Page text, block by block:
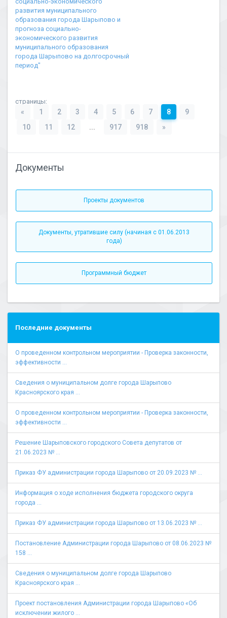
развития муниципального
образования города Шарыпово и
прогноза социально-
экономического развития
муниципального образования
города Шарыпово на долгосрочный
период"
страницы:
« 1 2 3 4 5 6 7 8
9
10
11 12 ... 917 918 »
Документы
Проекты документов
Документы, утратившие силу (начиная с 01.06.2013
года)
Программный бюджет
Последние документы
О проведенном контрольном мероприятии - Проверка законности,
эффективности ...
Сведения о муниципальном долге города Шарыпово
Красноярского края ...
О проведенном контрольном мероприятии - Проверка законности,
эффективности ...
Решение Шарыповского городского Совета депутатов от
21.06.2023 № ...
Приказ ФУ администрации города Шарыпово от 20.09.2023 № ...
Информация о ходе исполнения бюджета городского округа
города ...
Приказ ФУ администрации города Шарыпово от 13.06.2023 № ...
Постановление Администрации города Шарыпово от 08.06.2023 №
158 ...
Сведения о муниципальном долге города Шарыпово
Красноярского края ...
Проект постановления Администрации города Шарыпово «Об
исключении жилого ...